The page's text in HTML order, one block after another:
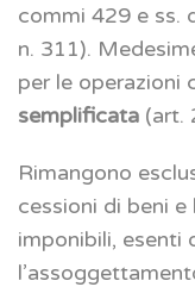
commi 429 e ss.
n. 311).
per le operazioni
semplificata (art.
Rimangono
cessioni di beni
imponibili, esenti